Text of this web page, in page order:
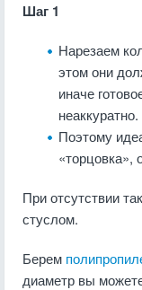
Шаг 1
Нарезаем
этом они
иначе
неаккуратно.
Поэтому
При отсутствии
стуслом.
Берем
диаметр вы